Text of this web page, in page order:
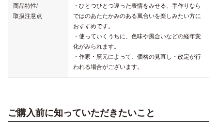
商品特性/
取扱注意点
・ひとつひとつ違った表情をみせる、手作りなら
ではのあたたかみのある風合いを楽しみたい方に
おすすめです。
・使っていくうちに、色味や風合いなどの経年変
化がみられます。
・作家・窯元によって、価格の見直し・改定が行
われる場合がございます。
ご購入前に知っていただきたいこと